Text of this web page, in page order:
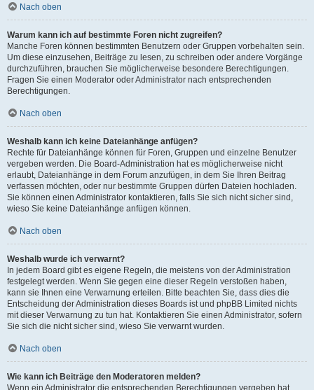
Nach oben
Warum kann ich auf bestimmte Foren nicht zugreifen?
Manche Foren können bestimmten Benutzern oder Gruppen vorbehalten sein.
Um diese einzusehen, Beiträge zu lesen, zu schreiben oder andere Vorgänge
durchzuführen, brauchen Sie möglicherweise besondere Berechtigungen.
Fragen Sie einen Moderator oder Administrator nach entsprechenden
Berechtigungen.
Nach oben
Weshalb kann ich keine Dateianhänge anfügen?
Rechte für Dateianhänge können für Foren, Gruppen und einzelne Benutzer
vergeben werden. Die Board-Administration hat es möglicherweise nicht
erlaubt, Dateianhänge in dem Forum anzufügen, in dem Sie Ihren Beitrag
verfassen möchten, oder nur bestimmte Gruppen dürfen Dateien hochladen.
Sie können einen Administrator kontaktieren, falls Sie sich nicht sicher sind,
wieso Sie keine Dateianhänge anfügen können.
Nach oben
Weshalb wurde ich verwarnt?
In jedem Board gibt es eigene Regeln, die meistens von der Administration
festgelegt werden. Wenn Sie gegen eine dieser Regeln verstoßen haben,
kann sie Ihnen eine Verwarnung erteilen. Bitte beachten Sie, dass dies die
Entscheidung der Administration dieses Boards ist und phpBB Limited nichts
mit dieser Verwarnung zu tun hat. Kontaktieren Sie einen Administrator, sofern
Sie sich die nicht sicher sind, wieso Sie verwarnt wurden.
Nach oben
Wie kann ich Beiträge den Moderatoren melden?
Wenn ein Administrator die entsprechenden Berechtigungen vergeben hat,